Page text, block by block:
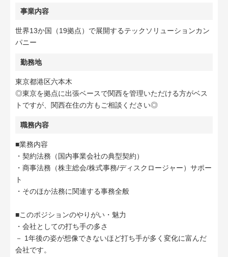
事業内容
世界13か国（19拠点）で展開するテックソリューションカン
パニー
勤務地
東京都港区六本木
◎東京を拠点に出張ベースで関西を管理いただける方がベス
トですが、関西在住の方もご相談ください◎
職務内容
■業務内容
・契約法務（国内事業会社の典型契約）
・商事法務（株主総会/株式事務/ディスクロージャー）サポー
ト
・そのほか法務に関連する事務全般
■このポジションのやりがい・魅力
・会社としての打ち手の多さ
－ 1年後の姿が想像できないほど打ち手が多く変化に富んだ
会社です。